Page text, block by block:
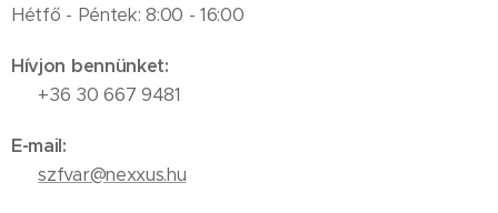
Hétfő - Péntek: 8:00 - 16:00
Hívjon bennünket:
📞 +36 30 667 9481
E-mail:
✉️szfvar@nexxus.hu